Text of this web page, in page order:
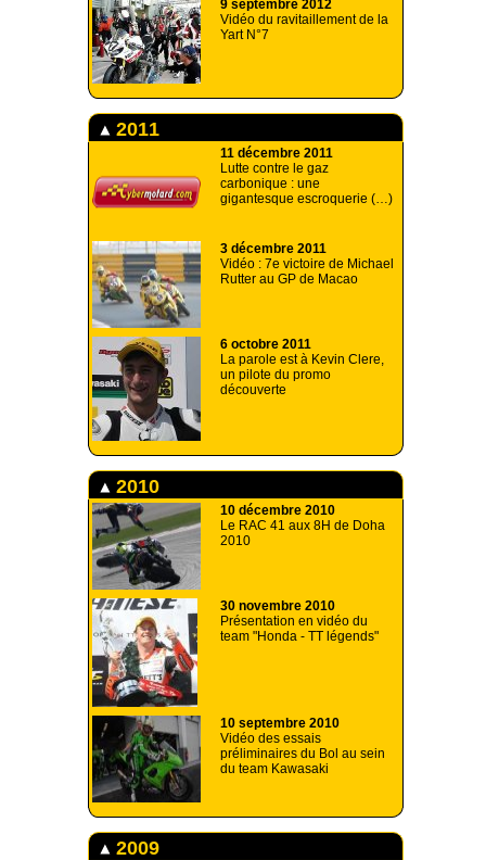
9 septembre 2012
Vidéo du ravitaillement de la
Yart N°7
2011
11 décembre 2011
Lutte contre le gaz
carbonique : une
gigantesque escroquerie (…)
3 décembre 2011
Vidéo : 7e victoire de Michael
Rutter au GP de Macao
6 octobre 2011
La parole est à Kevin Clere,
un pilote du promo
découverte
2010
10 décembre 2010
Le RAC 41 aux 8H de Doha
2010
30 novembre 2010
Présentation en vidéo du
team "Honda - TT légends"
10 septembre 2010
Vidéo des essais
préliminaires du Bol au sein
du team Kawasaki
2009